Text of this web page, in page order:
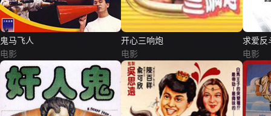
鬼马飞人
电影
开心三响炮
电影
求爱反
电影